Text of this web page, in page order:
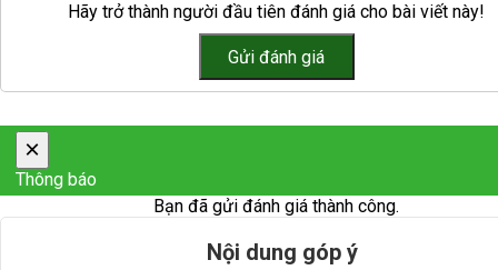
Hãy trở thành người đầu tiên đánh giá cho bài viết này!
×
Thông báo
Bạn đã gửi đánh giá thành công.
Nội dung góp ý